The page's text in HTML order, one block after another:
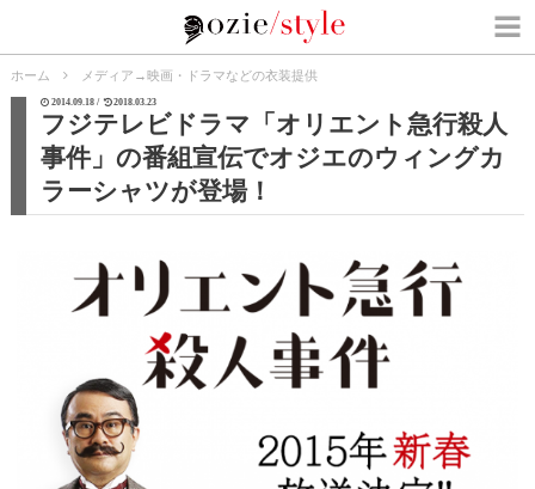
ホーム メディア →映画・ドラマなどの衣装提供
2014.09.18 / 2018.03.23
フジテレビドラマ「オリエント急行殺人
事件」の番組宣伝でオジエのウィングカ
ラーシャツが登場！